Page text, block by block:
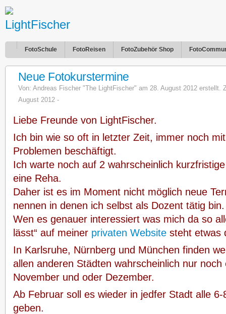
FotoSchule FotoReisen FotoZubehör Shop
Neue Fotokurstermine
Von: Andreas Fischer "The LightFischer" am 28. August 2012 erstellt.
August 2012 -
Liebe Freunde von LightFischer.
Ich bin wie so oft in letzter Zeit, immer noch
Problemen beschäftigt.
Ich warte noch auf 2 wahrscheinlich
eine Reha.
Daher ist es im Moment nicht möglich neue
nennen in denen ich selbst als Dozent tätig bin.
Wen es genauer interessiert was mich da so
lässt“ auf meiner privaten Website steht etwas
In Karlsruhe, Nürnberg und München finden
allen anderen Städten wahrscheinlich nur
November und oder Dezember.
Ab Februar soll es wieder in jedfer Stadt alle
geben.